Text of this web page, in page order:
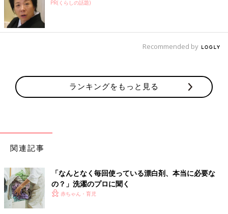
PR(くらしの話題)
Recommended by
ランキングをもっと見る
関連記事
「なんとなく毎回使っている漂白剤、本当に必要な
の？」洗濯のプロに聞く
赤ちゃん・育児